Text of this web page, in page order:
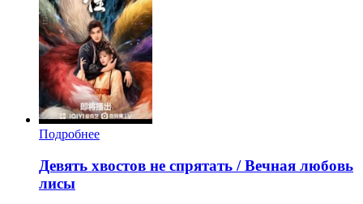
Подробнее
Девять хвостов не спрятать / Вечная любовь
лисы